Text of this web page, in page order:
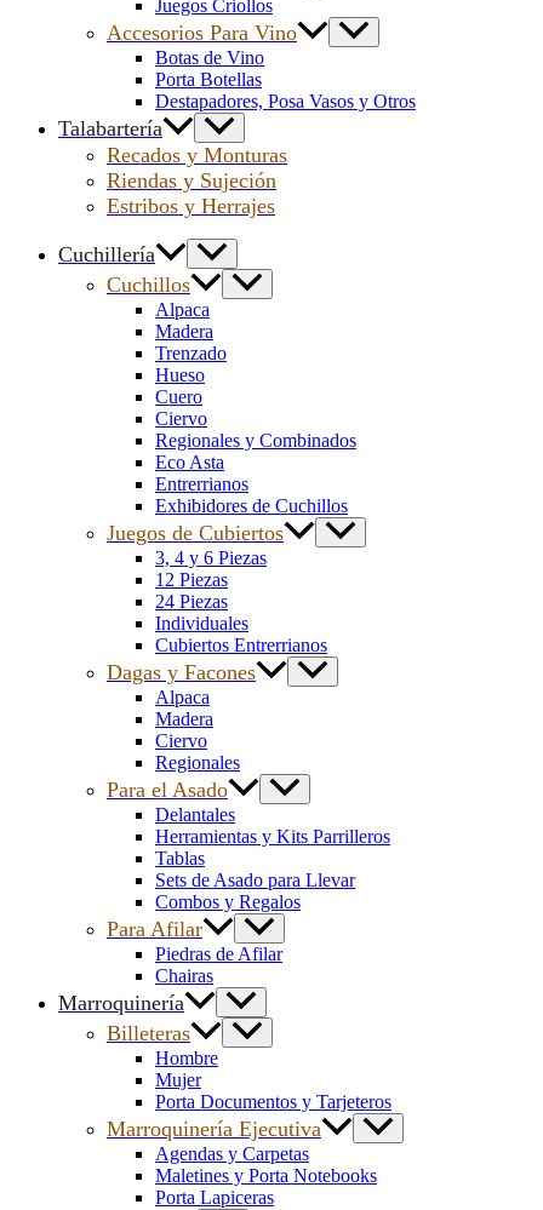
Juegos Criollos
Accesorios Para Vino
Botas de Vino
Porta Botellas
Destapadores, Posa Vasos y Otros
Talabartería
Recados y Monturas
Riendas y Sujeción
Estribos y Herrajes
Cuchillería
Cuchillos
Alpaca
Madera
Trenzado
Hueso
Cuero
Ciervo
Regionales y Combinados
Eco Asta
Entrerrianos
Exhibidores de Cuchillos
Juegos de Cubiertos
3, 4 y 6 Piezas
12 Piezas
24 Piezas
Individuales
Cubiertos Entrerrianos
Dagas y Facones
Alpaca
Madera
Ciervo
Regionales
Para el Asado
Delantales
Herramientas y Kits Parrilleros
Tablas
Sets de Asado para Llevar
Combos y Regalos
Para Afilar
Piedras de Afilar
Chairas
Marroquinería
Billeteras
Hombre
Mujer
Porta Documentos y Tarjeteros
Marroquinería Ejecutiva
Agendas y Carpetas
Maletines y Porta Notebooks
Porta Lapiceras